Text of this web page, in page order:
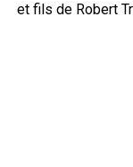
et fils de Robert